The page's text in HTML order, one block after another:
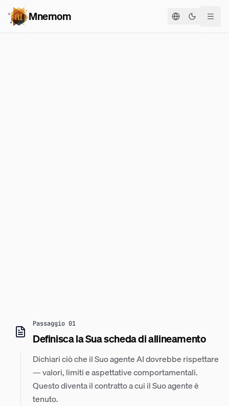
Mnemom Cambia
Passaggio 01
Definisca la Sua scheda di allineamento
Dichiari ciò che il Suo agente AI dovrebbe rispettare
— valori, limiti e aspettative comportamentali.
Questo diventa il contratto a cui il Suo agente è
tenuto.